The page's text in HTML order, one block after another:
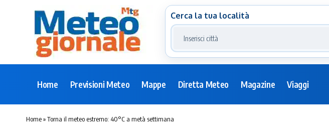
Cerca la tua località
Home Previsioni Meteo Mappe Diretta Meteo Magazine Viaggi
Home»Torna il meteo estremo: 40°C a metà settimana